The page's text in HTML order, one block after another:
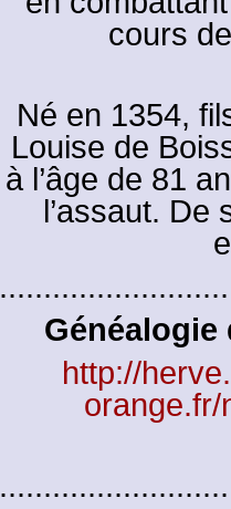
cours
Né en 1354,
Louise de
à l’âge de 81
l’assaut. De
Généalogie
http://
orange.fr/